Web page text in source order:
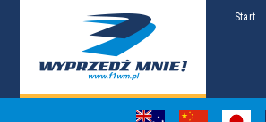
Start